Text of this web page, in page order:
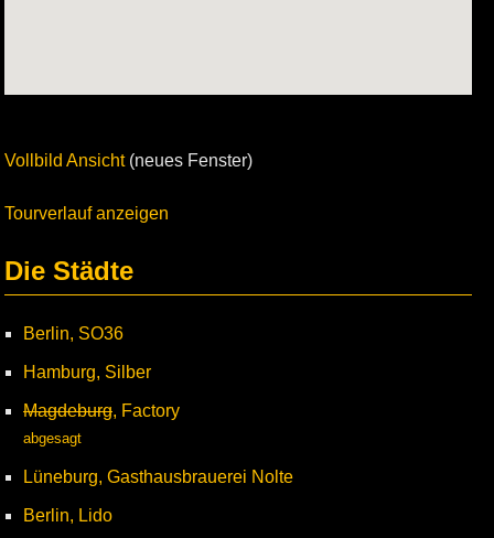
Vollbild Ansicht(neues Fenster)
Tourverlauf anzeigen
Die Städte
Berlin, SO36
Hamburg, Silber
Magdeburg, Factory
abgesagt
Lüneburg, Gasthausbrauerei Nolte
Berlin, Lido